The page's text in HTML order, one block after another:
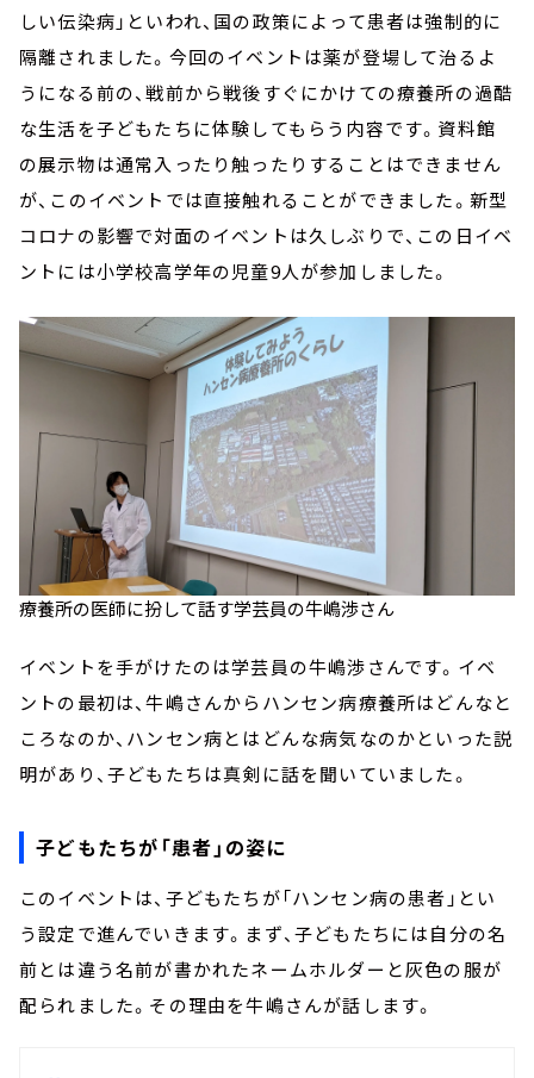
しい伝染病」といわれ、国の政策によって患者は強制的に
隔離されました。今回のイベントは薬が登場して治るよ
うになる前の、戦前から戦後すぐにかけての療養所の過酷
な生活を子どもたちに体験してもらう内容です。資料館
の展示物は通常入ったり触ったりすることはできません
が、このイベントでは直接触れることができました。新型
コロナの影響で対面のイベントは久しぶりで、この日イベ
ントには小学校高学年の児童9人が参加しました。
療養所の医師に扮して話す学芸員の牛嶋渉さん
イベントを手がけたのは学芸員の牛嶋渉さんです。イベ
ントの最初は、牛嶋さんからハンセン病療養所はどんなと
ころなのか、ハンセン病とはどんな病気なのかといった説
明があり、子どもたちは真剣に話を聞いていました。
子どもたちが「患者」の姿に
このイベントは、子どもたちが「ハンセン病の患者」とい
う設定で進んでいきます。まず、子どもたちには自分の名
前とは違う名前が書かれたネームホルダーと灰色の服が
配られました。その理由を牛嶋さんが話します。